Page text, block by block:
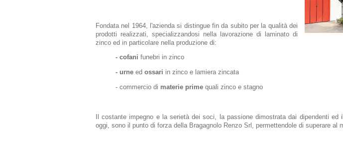
Fondata nel 1964, l'azienda si distingue fin da subito per la qualità dei
prodotti realizzati, specializzandosi nella lavorazione di laminato di
zinco ed in particolare nella produzione di:
- cofani funebri in zinco
- urne ed ossari in zinco e lamiera zincata
- commercio di materie prime quali zinco e stagno
Il costante impegno e la serietà dei soci, la passione dimostrata dai dipendenti ed
oggi, sono il punto di forza della Bragagnolo Renzo Srl, permettendole di superare al